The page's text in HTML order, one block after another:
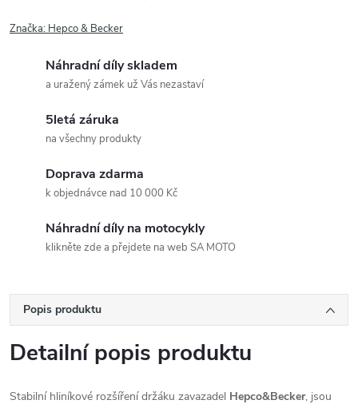
Značka: Hepco & Becker
Náhradní díly skladem
a uražený zámek už Vás nezastaví
5letá záruka
na všechny produkty
Doprava zdarma
k objednávce nad 10 000 Kč
Náhradní díly na motocykly
klikněte zde a přejdete na web SA MOTO
Popis produktu
Detailní popis produktu
Stabilní hliníkové rozšíření držáku zavazadel Hepco&Becker, jsou